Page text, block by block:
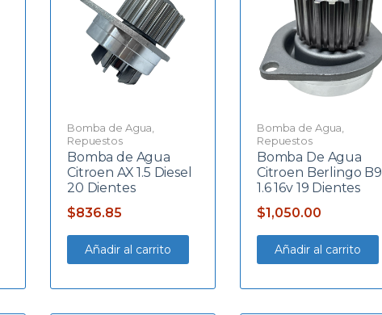
Bomba de Agua
Repuestos
Bomba de Agua
Citroen AX 1.5 Diesel
20 Dientes
$836.85
Añadir al carrito
Bomba de Agua
Repuestos
Bomba De Agua
Citroen Berlingo B9
1.6 16v 19 Dientes
$1,050.00
Añadir al carrito